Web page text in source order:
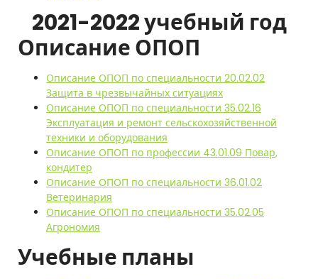
2021-2022 учебный год
Описание ОПОП
Описание ОПОП по специальности 20.02.02
Защита в чрезвычайных ситуациях
Описание ОПОП по специальности 35.02.16
Эксплуатация и ремонт сельскохозяйственной
техники и оборудования
Описание ОПОП по профессии 43.01.09 Повар,
кондитер
Описание ОПОП по специальности 36.01.02
Ветеринария
Описание ОПОП по специальности 35.02.05
Агрономия
Учебные планы